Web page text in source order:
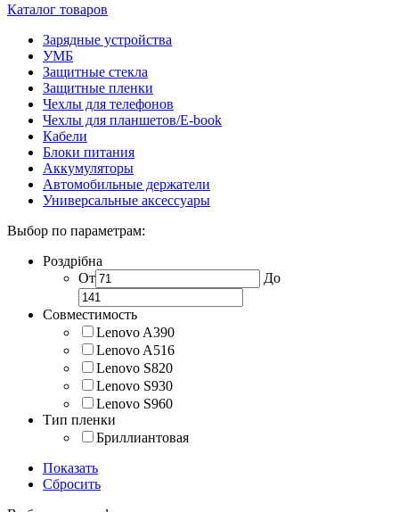
Каталог товаров
Зарядные устройства
УМБ
Защитные стекла
Защитные пленки
Чехлы для телефонов
Чехлы для планшетов/E-book
Кабели
Блоки питания
Аккумуляторы
Автомобильные держатели
Универсальные аксессуары
Выбор по параметрам:
Роздрібна
От
До
Совместимость
Lenovo A390
Lenovo A516
Lenovo S820
Lenovo S930
Lenovo S960
Тип пленки
Бриллиантовая
Показать
Сбросить